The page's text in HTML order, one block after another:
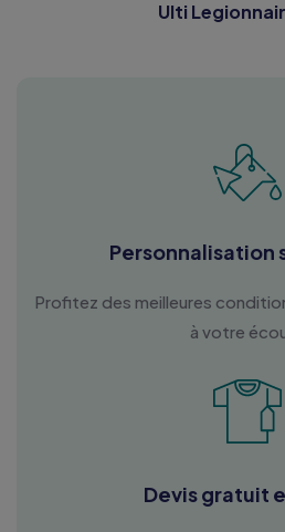
Ulti
Personnalisation
Profitez des meilleures
à votre
Devis gratuit